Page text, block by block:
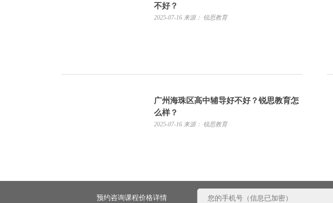
不好？
2025-07-16 来源： 锐思教育
广州海珠区高中辅导好不好？锐思教育怎
么样？
2025-07-16 来源： 锐思教育
预约咨询课程价格详情